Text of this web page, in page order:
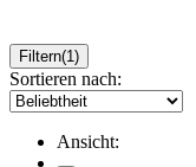
Filtern(1)
Sortieren nach:
Ansicht: